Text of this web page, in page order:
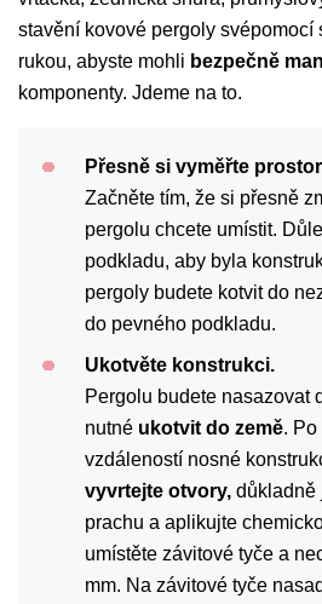
stavění kovové pergoly svépomocí
rukou, abyste mohli bezpečně
komponenty. Jdeme na to.
Přesně si vyměřte
Začněte tím, že si přesně
pergolu chcete umístit.
podkladu, aby byla
pergoly budete kotvit do
do pevného podkladu.
Ukotvěte konstrukci.
Pergolu budete nasazovat
nutné ukotvit do země.
vzdáleností nosné
vyvrtejte otvory, důkladně
prachu a aplikujte
umístěte závitové tyče a
mm. Na závitové tyče